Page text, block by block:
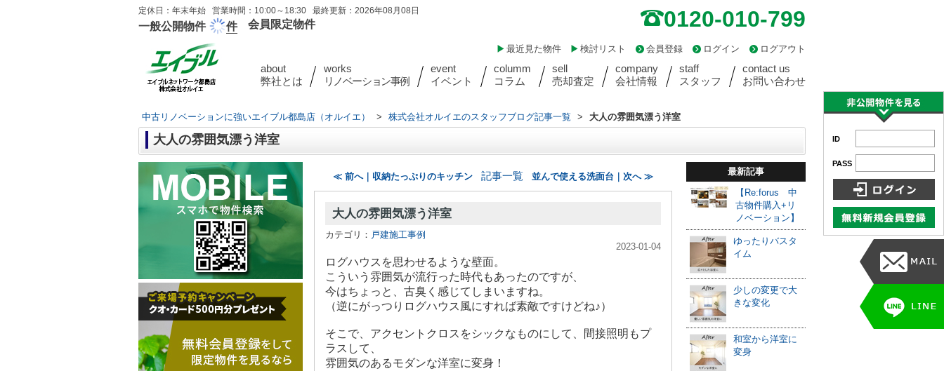
定休日：年末年始 営業時間：10:00～18:30 最終更新：2026年08月08日
一般公開物件 件 会員限定物件 0120-010-799
ログアウト
ログイン
会員登録
検討リスト
最近見た物件
about
弊社とは
works
リノベーション事例
event
イベント
columm
コラム
sell
売却査定
company
会社情報
staff
スタッフ
contact us
お問い合わせ
中古リノベーションに強いエイブル都島店（オルイエ） > 株式会社オルイエのスタッフブログ記事一覧 > 大人の雰囲気漂う洋室
大人の雰囲気漂う洋室
≪ 前へ｜収納たっぷりのキッチン 記事一覧 並んで使える洗面台｜次へ ≫
大人の雰囲気漂う洋室
カテゴリ： 戸建施工事例
2023-01-04
ログハウスを思わせるような壁面。
こういう雰囲気が流行った時代もあったのですが、
今はちょっと、古臭く感じてしまいますね。
（逆にがっつりログハウス風にすれば素敵ですけどね♪）
そこで、アクセントクロスをシックなものにして、間接照明もプ
ラスして、
雰囲気のあるモダンな洋室に変身！
最新記事
【Re:forus 中
古物件購入+リ
ノベーション】
ゆったりバスタ
イム
少しの変更で大
きな変化
和室から洋室に
変身
ID
PASS